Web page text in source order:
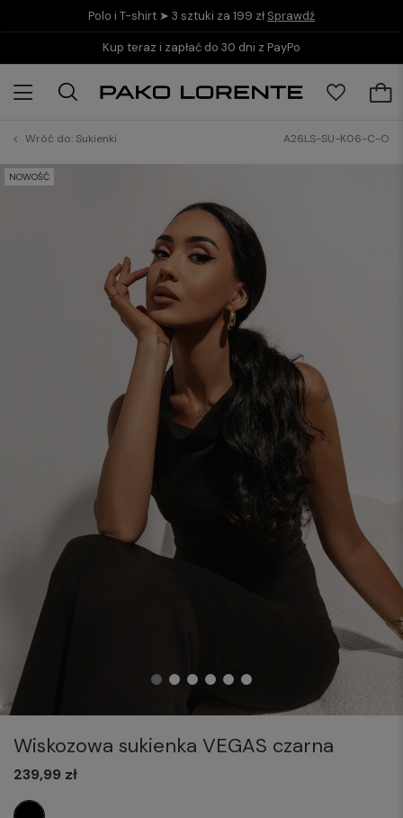
Polo i T-shirt ➤ 3 sztuki za 199 zł Sprawdź
Kup teraz i zapłać do 30 dni z PayPo
Wróć do:Sukienki A26LS-SU-K06-C-O
NOWOŚĆ
Wiskozowa sukienka VEGAS czarna
239,99 zł